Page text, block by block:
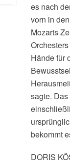
es nach
vorn in
Mozarts
Hände für
sagte.
bekommt
DORIS